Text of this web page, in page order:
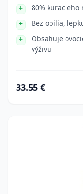
80% kuracieho
Bez obilia,
Obsahuje
výživu
33.55 €